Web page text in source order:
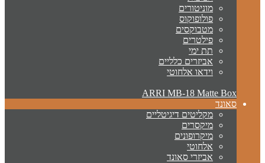
מוניטורים
פולופוקוס
מטבוקסים
פילטרים
תת ימי
אביזרים כלליים
וידאו אלחוטי
ARRI MB-18 Matte Box
סאונד
מקליטים דיגיטליים
מיקסרים
מיקרופונים
אלחוטי
אביזרי סאונד